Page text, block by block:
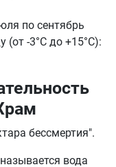
по сентябрь
-3°С до +15°С):
бессмертия".
вода